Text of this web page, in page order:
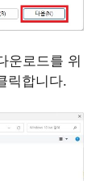
운로드를 위
릭합니다.